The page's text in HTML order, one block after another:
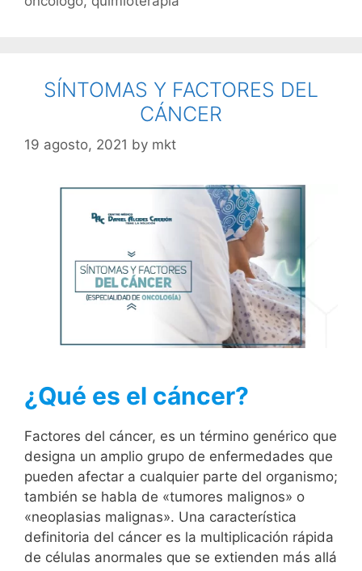
SÍNTOMAS Y FACTORES DEL
CÁNCER
19 agosto, 2021 by mkt
¿Qué es el cáncer?
Factores del cáncer, es un término genérico que
designa un amplio grupo de enfermedades que
pueden afectar a cualquier parte del organismo;
también se habla de «tumores malignos» o
«neoplasias malignas». Una característica
definitoria del cáncer es la multiplicación rápida
de células anormales que se extienden más allá